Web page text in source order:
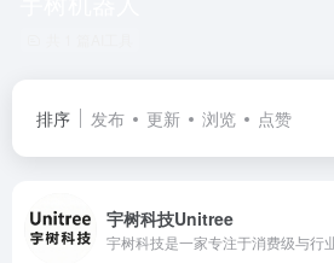
排序 发布 更新 浏览 点赞
宇树科技Unitree